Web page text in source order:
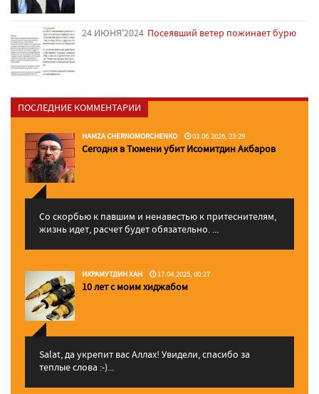
24 ИЮНЯ'2024 Посеявший ветер пожинает бурю
ПОСЛЕДНИЕ КОММЕНТАРИИ
HAMZA CHERNOMORCHENKO 03.06.2026, 23:29
Сегодня в Тюмени убит Исомитдин Акбаров
Со скорбью к павшим и ненавестью к притеснителям,
жизнь идет, расчет будет обязательно. ...
ИКРАМУТДИН ХАН 17.04.2025, 00:27
10 лет с моим хиджабом
Salat, да укрепит вас Аллаx! Увидели, спасибо за
теплые слова :-)...